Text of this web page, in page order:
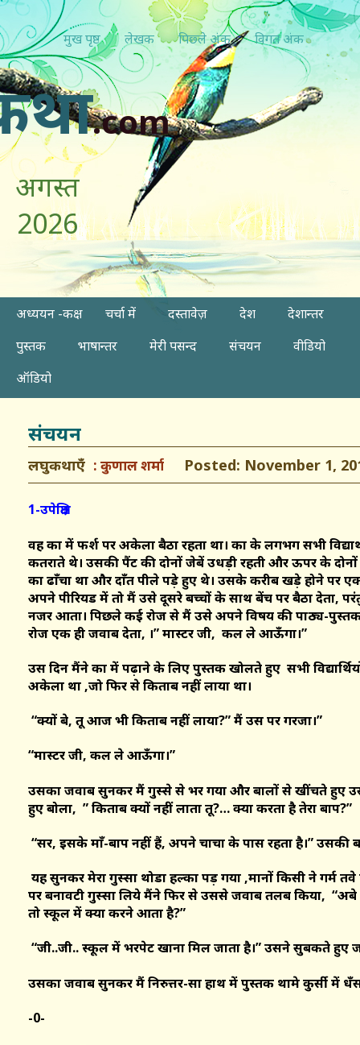
मुख पृष्ठ लेखक पिछ्ले अंक विगत अंक
.com
अगस्त
2026
अध्ययन -कक्ष चर्चा में दस्तावेज़ देश
देशान्तर
पुस्तक
भाषान्तर मेरी पसन्द संचयन
वीडियो
ऑडियो
संचयन
लघुकथाएँ कुणाल शर्मा Posted: November 1,
1-उपेक्षित
वह कक्षा में फर्श पर अकेला बैठा रहता था। कक्षा के लगभग सभी
कतराते थे। उसकी पैंट की दोनों जेबें उधड़ी रहती और ऊपर के दोनों
का ढाँचा था और दाँत पीले पड़े हुए थे। उसके करीब खड़े होने पर
अपने पीरियड में तो मैं उसे दूसरे बच्चों के साथ बेंच पर बैठा देता,
नजर आता। पिछले कई रोज से मैं उसे अपने विषय की पाठ्य-पुस्तक
रोज एक ही जवाब देता, ।” मास्टर जी, कल ले आऊँगा।”
उस दिन मैंने कक्षा में पढ़ाने के लिए पुस्तक खोलते हुए सभी
अकेला था ,जो फिर से किताब नहीं लाया था।
“क्यों बे, तू आज भी किताब नहीं लाया?” मैं उस पर गरजा।”
“मास्टर जी, कल ले आऊँगा।”
उसका जवाब सुनकर मैं गुस्से से भर गया और बालों से खींचते हुए
हुए बोला, ” किताब क्यों नहीं लाता तू?… क्या करता है तेरा बाप?”
“सर, इसके माँ-बाप नहीं हैं, अपने चाचा के पास रहता है।” उसकी
यह सुनकर मेरा गुस्सा थोडा हल्का पड़ गया ,मानों किसी ने गर्म तवे
पर बनावटी गुस्सा लिये मैंने फिर से उससे जवाब तलब किया, “अबे
तो स्कूल में क्या करने आता है?”
“जी..जी.. स्कूल में भरपेट खाना मिल जाता है।” उसने सुबकते हुए
उसका जवाब सुनकर मैं निरुत्तर-सा हाथ में पुस्तक थामे कुर्सी में
-0-